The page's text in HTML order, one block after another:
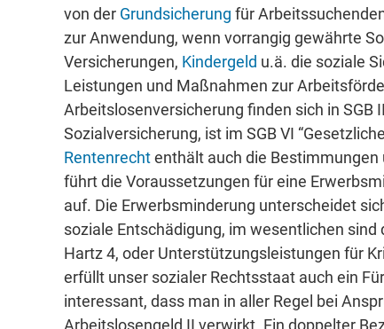
von der Grundsicherung für
zur Anwendung, wenn vorrangig gewährte
Versicherungen, Kindergeld u.ä. die soziale
Leistungen und Maßnahmen zur
Arbeitslosenversicherung finden sich in
Sozialversicherung, ist im SGB VI
Rentenrechtenthält auch die Bestimmungen
führt die Voraussetzungen für eine
auf. Die Erwerbsminderung unterscheidet
soziale Entschädigung, im wesentlichen
Hartz 4, oder Unterstützungsleistungen für
erfüllt unser sozialer Rechtsstaat auch ein
interessant, dass man in aller Regel bei
Arbeitslosengeld II verwirkt. Ein doppelter